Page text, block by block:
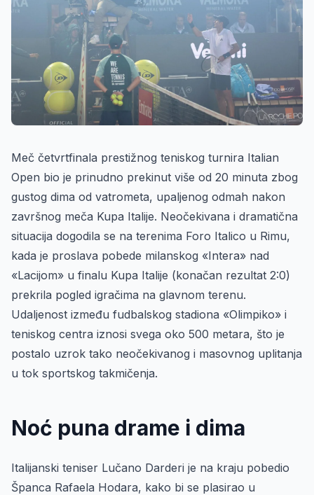
Meč četvrtfinala prestižnog teniskog turnira Italian
Open bio je prinudno prekinut više od 20 minuta zbog
gustog dima od vatrometa, upaljenog odmah nakon
završnog meča Kupa Italije. Neočekivana i dramatična
situacija dogodila se na terenima Foro Italico u Rimu,
kada je proslava pobede milanskog «Intera» nad
«Lacijom» u finalu Kupa Italije (konačan rezultat 2:0)
prekrila pogled igračima na glavnom terenu.
Udaljenost između fudbalskog stadiona «Olimpiko» i
teniskog centra iznosi svega oko 500 metara, što je
postalo uzrok tako neočekivanog i masovnog uplitanja
u tok sportskog takmičenja.
Noć puna drame i dima
Italijanski teniser Lučano Darderi je na kraju pobedio
Španca Rafaela Hodara, kako bi se plasirao u